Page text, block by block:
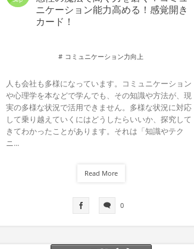
ニケーション能力高める！感覚開き
カード！
コミュニケーション力向上
人も会社も多様になっています。コミュニケーション
や心理学を本などで学んでも、その知識や方法が、現
実の多様な状況で活用できません。多様な状況に対応
して乗り越えていくにはどうしたらいいか、探究して
きてわかったことがあります。それは「知識やテク
ニ...
Read More
0